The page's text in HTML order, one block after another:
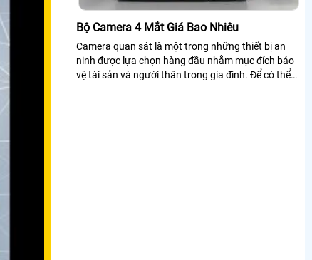
Bộ Camera 4 Mắt Giá Bao Nhiêu
Camera quan sát là một trong những thiết bị an
ninh được lựa chọn hàng đầu nhằm mục đích bảo
vệ tài sản và người thân trong gia đình. Để có thể